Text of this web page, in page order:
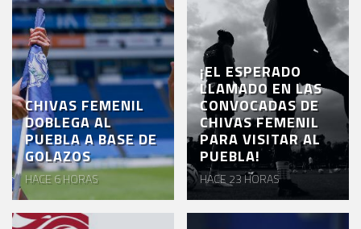
CHIVAS FEMENIL
DOBLEGA AL
PUEBLA A BASE DE
GOLAZOS
HACE 6 HORAS
¡EL ESPERADO
LLAMADO EN LAS
CONVOCADAS DE
CHIVAS FEMENIL
PARA VISITAR AL
PUEBLA!
HACE 23 HORAS